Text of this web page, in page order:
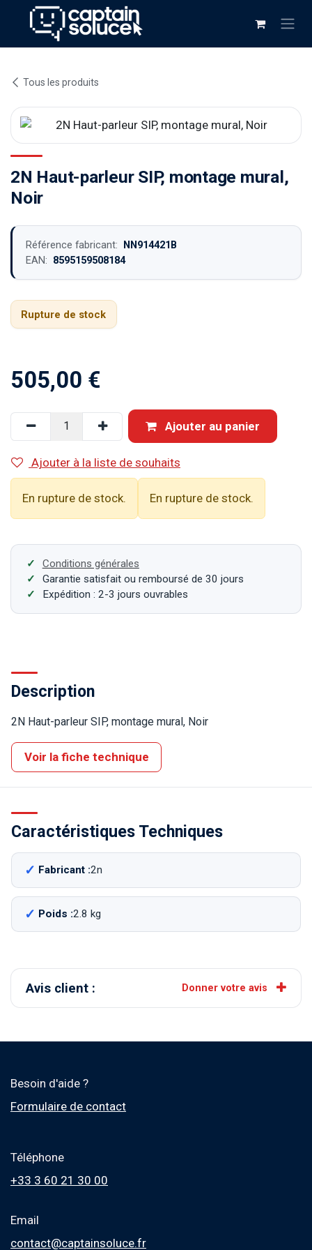
Se rendre au contenu
Tous les produits
2N Haut-parleur SIP, montage mural,
Noir
Référence fabricant: NN914421B
EAN: 8595159508184
Rupture de stock
505,00 €
Ajouter au panier
Ajouter à la liste de souhaits
En rupture de stock. En rupture de stock.
Conditions générales
Garantie satisfait ou remboursé de 30 jours
Expédition : 2-3 jours ouvrables
Description
2N Haut-parleur SIP, montage mural, Noir
Voir la fiche technique
Caractéristiques Techniques
Fabricant :2n
Poids :2.8 kg
Avis client : Donner votre avis
Besoin d'aide ?
Formulaire de contact
Téléphone
+33 3 60 21 30 00
Email
contact@captainsoluce.fr